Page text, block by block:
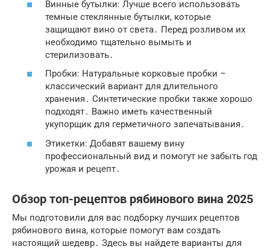
Винные бутылки: Лучше всего использовать
темные стеклянные бутылки, которые
защищают вино от света․ Перед розливом их
необходимо тщательно вымыть и
стерилизовать․
Пробки: Натуральные корковые пробки –
классический вариант для длительного
хранения․ Синтетические пробки также хорошо
подходят․ Важно иметь качественный
укупорщик для герметичного запечатывания․
Этикетки: Добавят вашему вину
профессиональный вид и помогут не забыть год
урожая и рецепт․
Обзор топ-рецептов рябинового вина 2025
Мы подготовили для вас подборку лучших рецептов
рябинового вина, которые помогут вам создать
настоящий шедевр․ Здесь вы найдете варианты для